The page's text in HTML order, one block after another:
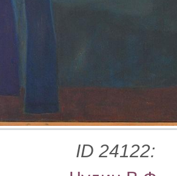
ID 24122: